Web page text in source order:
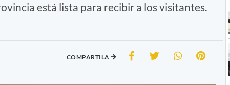
está lista para recibir a los visitantes.
COMPARTILA